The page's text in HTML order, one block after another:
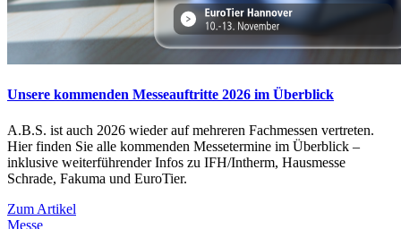
Unsere kommenden Messeauftritte 2026 im Überblick
A.B.S. ist auch 2026 wieder auf mehreren Fachmessen vertreten.
Hier finden Sie alle kommenden Messetermine im Überblick –
inklusive weiterführender Infos zu IFH/Intherm, Hausmesse
Schrade, Fakuma und EuroTier.
Zum Artikel
Messe